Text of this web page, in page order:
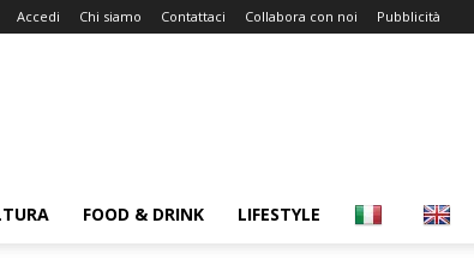
Accedi Chi siamo Contattaci Collabora con noi Pubblicità
FOOD & DRINK LIFESTYLE